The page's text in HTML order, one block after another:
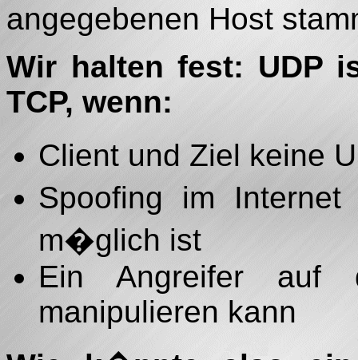
angegebenen Host
Wir halten fest: UDP
TCP, wenn:
Client und Ziel keine
Spoofing im
m�glich ist
Ein Angreifer auf
manipulieren kann